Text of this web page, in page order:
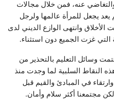
عنه، فمن خلال مجالات
يعد يجعل للمرأة عالمها ولرجل
وانتهى الوازع الديني لدى
التي غزت الجميع دون استثناء.
وسائل التعليم بالتحذير من
النقاط السلبية لما وجدت منذ
في المبادئ والقيم قبل
لكن مجتمعنا أكثر سلام وأمان.